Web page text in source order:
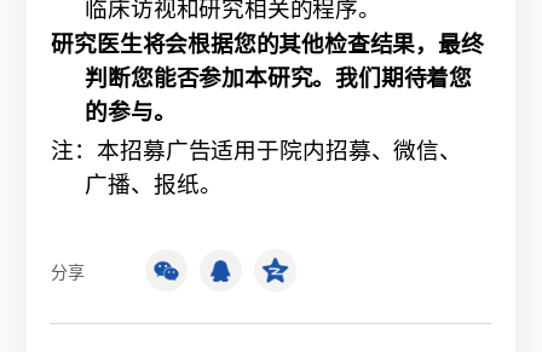
临床访视和研究相关的程序。
研究医生将会根据您的其他检查结果，最终
判断您能否参加本研究。我们期待着您
的参与。
注：本招募广告适用于院内招募、微信、
广播、报纸。
分享